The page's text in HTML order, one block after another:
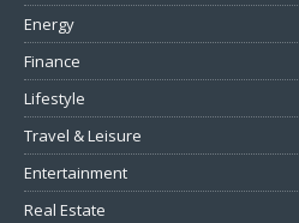
Energy
Finance
Lifestyle
Travel & Leisure
Entertainment
Real Estate